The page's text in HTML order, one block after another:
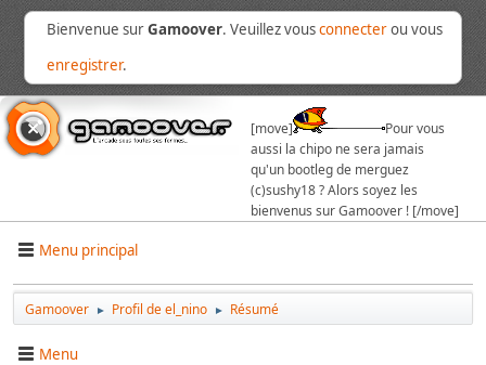
Bienvenue surGamoover. Veuillez vousconnecterou vous
enregistrer.
[move]
Pour vous
aussi la chipo ne sera jamais
qu'un bootleg de merguez
(c)sushy18 ? Alors soyez les
bienvenus sur Gamoover ! [/move]
Menu principal
Gamoover ► Profil de el_nino ► Résumé
Menu